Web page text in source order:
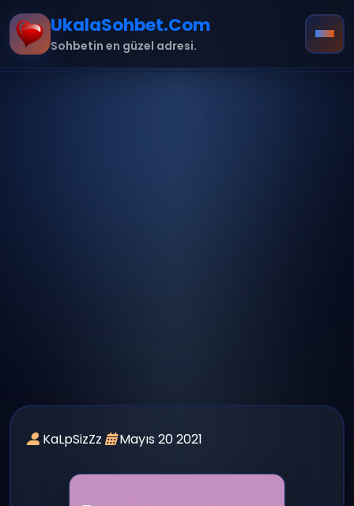
UkalaSohbet.Com
Sohbetin en güzel adresi.
yayın
KaLpSizZz
Mayıs 20 2021